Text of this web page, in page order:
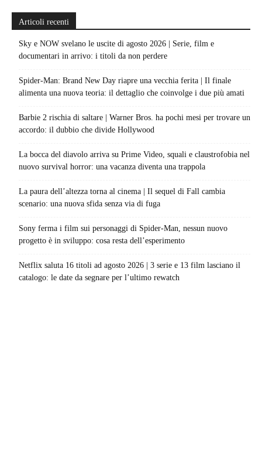
Articoli recenti
Sky e NOW svelano le uscite di agosto 2026 | Serie, film e
documentari in arrivo: i titoli da non perdere
Spider-Man: Brand New Day riapre una vecchia ferita | Il finale
alimenta una nuova teoria: il dettaglio che coinvolge i due più amati
Barbie 2 rischia di saltare | Warner Bros. ha pochi mesi per trovare un
accordo: il dubbio che divide Hollywood
La bocca del diavolo arriva su Prime Video, squali e claustrofobia nel
nuovo survival horror: una vacanza diventa una trappola
La paura dell’altezza torna al cinema | Il sequel di Fall cambia
scenario: una nuova sfida senza via di fuga
Sony ferma i film sui personaggi di Spider-Man, nessun nuovo
progetto è in sviluppo: cosa resta dell’esperimento
Netflix saluta 16 titoli ad agosto 2026 | 3 serie e 13 film lasciano il
catalogo: le date da segnare per l’ultimo rewatch